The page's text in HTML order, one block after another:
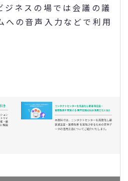
ジネスの場では会議の議
への音声入力などで利用